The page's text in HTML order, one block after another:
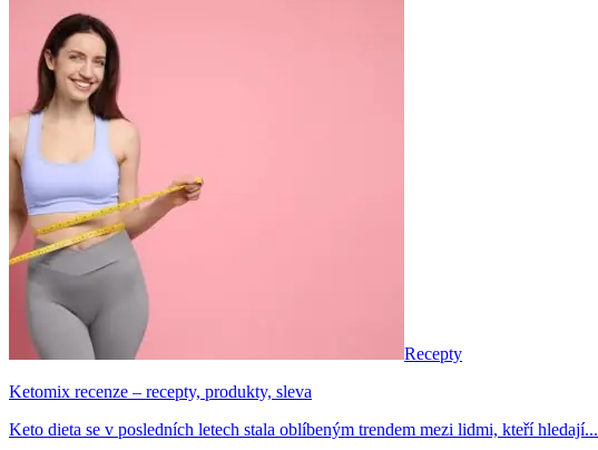
Recepty
Ketomix recenze – recepty, produkty, sleva
Keto dieta se v posledních letech stala oblíbeným trendem mezi lidmi, kteří hledají...